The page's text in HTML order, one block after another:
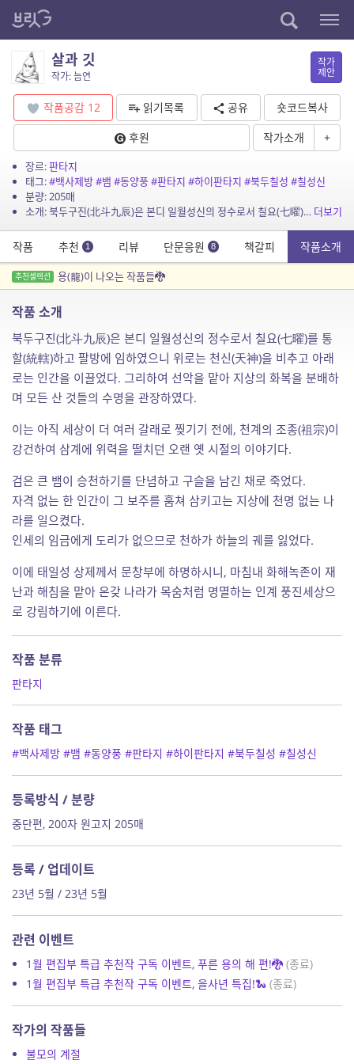
살과 깃
작가: 늠연
작가
제안
작품공감 12 읽기목록 공유
숏코드복사
후원
작가소개 +
장르:판타지
태그:#백사제방#뱀 #동양풍#판타지 #하이판타지 #북두칠성 #칠성신
분량: 205매
소개: 북두구진(北斗九辰)은 본디 일월성신의 정수로서 칠요(七曜)를 통할(統轄)하고 팔방에 임하였으니 위로는 천신(天神)을 비추고 아래로는 인간을 이끌었다. 그리하여 선악을 맡아 지상의 ... 더보기
작품 추천 1 리뷰 단문응원 8 책갈피 작품소개
추천셀렉션 용(龍)이 나오는 작품들🐉
작품 소개
북두구진(北斗九辰)은 본디 일월성신의 정수로서 칠요(七曜)를 통
할(統轄)하고 팔방에 임하였으니 위로는 천신(天神)을 비추고 아래
로는 인간을 이끌었다. 그리하여 선악을 맡아 지상의 화복을 분배하
며 모든 산 것들의 수명을 관장하였다.
이는 아직 세상이 더 여러 갈래로 찢기기 전에, 천계의 조종(祖宗)이
강건하여 삼계에 위력을 떨치던 오랜 옛 시절의 이야기다.
검은 큰 뱀이 승천하기를 단념하고 구슬을 남긴 채로 죽었다.
자격 없는 한 인간이 그 보주를 훔쳐 삼키고는 지상에 천명 없는 나
라를 일으켰다.
인세의 임금에게 도리가 없으므로 천하가 하늘의 궤를 잃었다.
이에 태일성 상제께서 문창부에 하명하시니, 마침내 화해녹존이 재
난과 해침을 맡아 온갖 나라가 목숨처럼 명멸하는 인계 풍진세상으
로 강림하기에 이른다.
작품 분류
판타지
작품 태그
#백사제방 #뱀 #동양풍 #판타지 #하이판타지 #북두칠성 #칠성신
등록방식 / 분량
중단편, 200자 원고지 205매
등록 / 업데이트
23년 5월 / 23년 5월
관련 이벤트
1월 편집부 특급 추천작 구독 이벤트, 푸른 용의 해 편!🐉(종료)
1월 편집부 특급 추천작 구독 이벤트, 을사년 특집!🐍(종료)
작가의 작품들
불모의 계절